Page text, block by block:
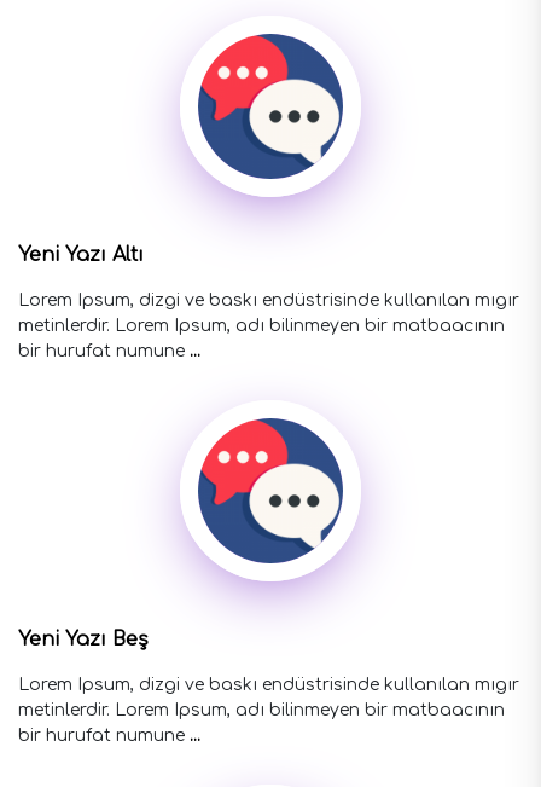
Yeni Yazı Altı
Lorem Ipsum, dizgi ve baskı endüstrisinde kullanılan mıgır
metinlerdir. Lorem Ipsum, adı bilinmeyen bir matbaacının
bir hurufat numune ...
Yeni Yazı Beş
Lorem Ipsum, dizgi ve baskı endüstrisinde kullanılan mıgır
metinlerdir. Lorem Ipsum, adı bilinmeyen bir matbaacının
bir hurufat numune ...